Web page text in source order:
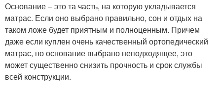
Основание – это та часть, на которую укладывается
матрас. Если оно выбрано правильно, сон и отдых на
таком ложе будет приятным и полноценным. Причем
даже если куплен очень качественный ортопедический
матрас, но основание выбрано неподходящее, это
может существенно снизить прочность и срок службы
всей конструкции.